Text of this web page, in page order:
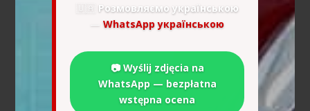
🇺🇦 Розмовляємо українською
— WhatsApp українською
📷 Wyślij zdjęcia na
WhatsApp — bezpłatna
wstępna ocena